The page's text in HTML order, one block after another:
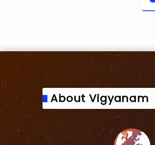
About Vigyanam